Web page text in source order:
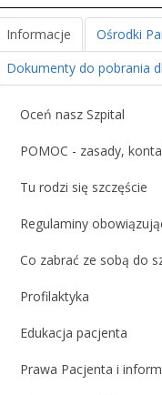
Informacje Ośrodki
Dokumenty do pobrania
Oceń nasz Szpital
POMOC - zasady,
Tu rodzi się szczęście
Regulaminy
Co zabrać ze sobą do
Profilaktyka
Edukacja pacjenta
Prawa Pacjenta i